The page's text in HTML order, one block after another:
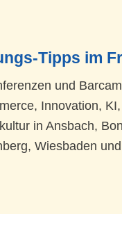
Tipps im
und
Innovation,
in Ansbach,
Wiesbaden